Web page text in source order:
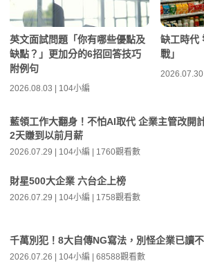
英文面試問題「你有哪些優點及
缺點？」更加分的6招回答技巧
附例句
2026.08.03 | 104小編
缺工時代
戰」
藍領工作大翻身！不怕AI取代 企業主管改開
2天賺到以前月薪
2026.07.29 | 104小編 | 1760觀看數
財星500大企業 六台企上榜
2026.07.29 | 104小編 | 1758觀看數
千萬別犯！8大自傳NG寫法，別怪企業已讀
2026.07.26 | 104小編 | 68588觀看數